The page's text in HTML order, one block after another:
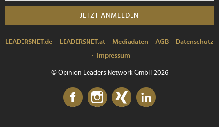
JETZT ANMELDEN
LEADERSNET.de LEADERSNET.at Mediadaten AGB
Datenschutz
Impressum
© Opinion Leaders Network GmbH 2026